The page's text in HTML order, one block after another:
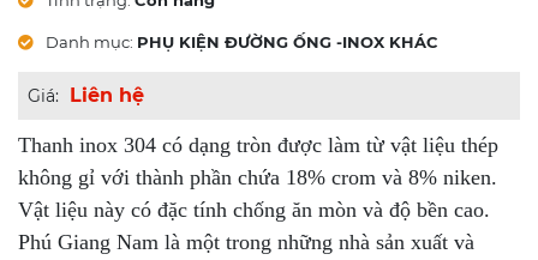
Danh mục: PHỤ KIỆN ĐƯỜNG ỐNG -INOX KHÁC
Giá: Liên hệ
Thanh inox 304 có dạng tròn được làm từ vật liệu thép
không gỉ với thành phần chứa 18% crom và 8% niken.
Vật liệu này có đặc tính chống ăn mòn và độ bền cao.
Phú Giang Nam là một trong những nhà sản xuất và